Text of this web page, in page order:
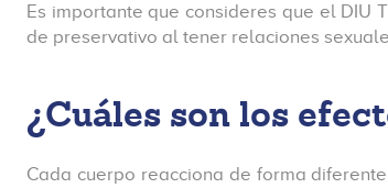
Es importante que consideres que el DIU
de preservativo al tener relaciones
¿Cuáles son los
Cada cuerpo reacciona de forma